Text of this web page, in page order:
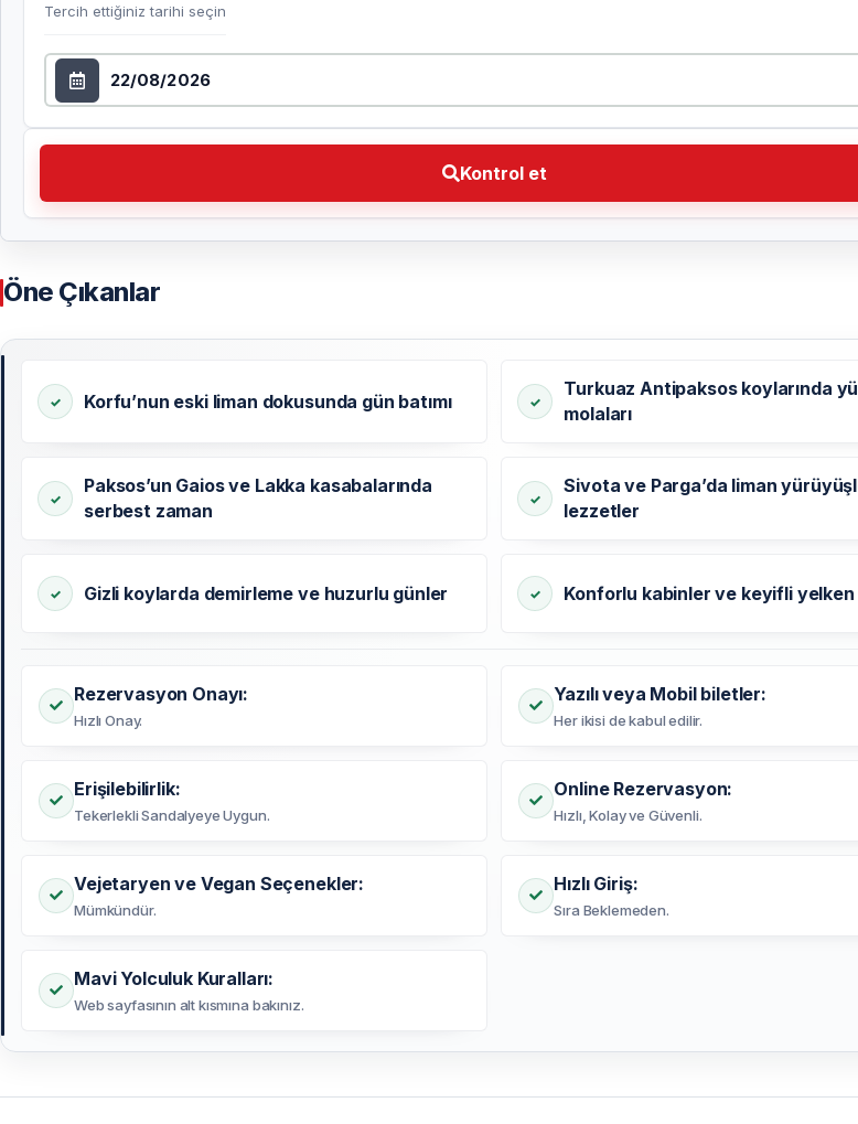
Tercih ettiğiniz tarihi seçin
Tarih seçin
Kontrol et
Kontrol et Tercih ettiğiniz tarihi seçin
Öne Çıkanlar
Korfu’nun eski liman dokusunda gün batımı
Turkuaz Antipaksos koylarında
molaları
Paksos’un Gaios ve Lakka kasabalarında
serbest zaman
Sivota ve Parga’da liman
lezzetler
Gizli koylarda demirleme ve huzurlu günler Konforlu kabinler ve keyifli
Rezervasyon Onayı:
Hızlı Onay.
Yazılı veya Mobil biletler:
Her ikisi de kabul edilir.
Erişilebilirlik:
Tekerlekli Sandalyeye Uygun.
Online Rezervasyon:
Hızlı, Kolay ve Güvenli.
Vejetaryen ve Vegan Seçenekler:
Mümkündür.
Hızlı Giriş:
Sıra Beklemeden.
Mavi Yolculuk Kuralları:
Web sayfasının alt kısmına bakınız.